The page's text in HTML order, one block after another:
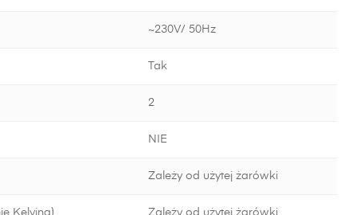
~230V/ 50Hz
Tak
2
NIE
Zależy od użytej żarówki
Kelvina) Zależy od użytej żarówki